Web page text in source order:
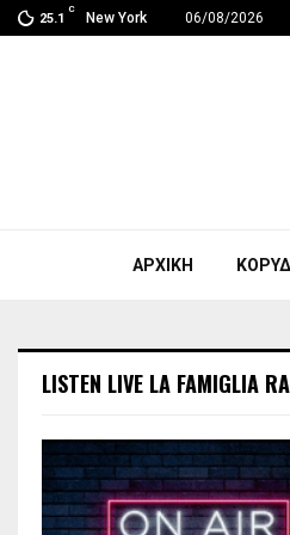
25.1
C
New York 06/08/2026
ΑΡΧΙΚΗ
LISTEN LIVE LA FAMIGLIA